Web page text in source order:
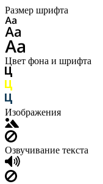
Размер шрифта
Цвет фона и шрифта
Изображения
Озвучивание текста